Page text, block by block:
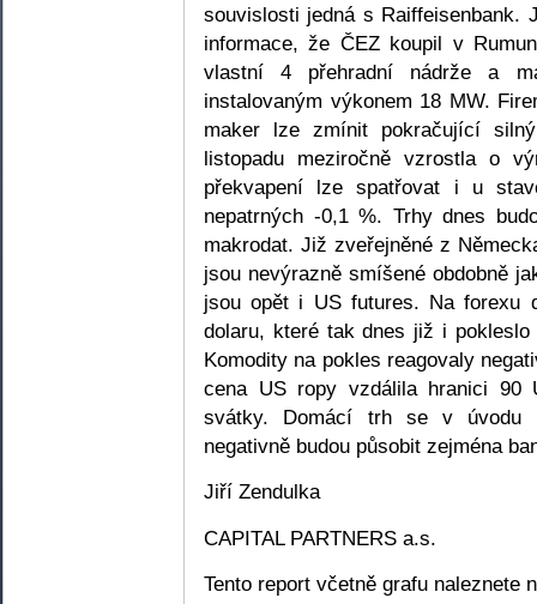
souvislosti jedná s Raiffeisenbank.
informace, že ČEZ koupil v
vlastní 4 přehradní nádrže a
instalovaným výkonem 18 MW.
maker lze zmínit pokračující
listopadu meziročně vzrostla o
překvapení lze spatřovat i u
nepatrných -0,1 %. Trhy dnes
makrodat. Již zveřejněné z
jsou nevýrazně smíšené obdobně
jsou opět i US futures. Na forexu
dolaru, které tak dnes již i
Komodity na pokles reagovaly
cena US ropy vzdálila hranici 90
svátky. Domácí trh se v úvodu
negativně budou působit zejména
Jiří Zendulka
CAPITAL PARTNERS a.s.
Tento report včetně grafu naleznete